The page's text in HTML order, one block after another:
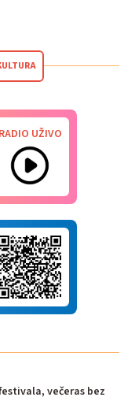
RADIO UŽIVO
večeras bez